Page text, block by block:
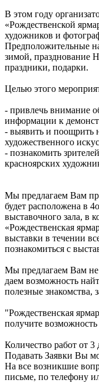
В этом году
«Рождественской
художников и
Предположительные
зимой, празднование
праздники, подарки.
Целью этого
- привлечь внимание
информации к
- выявить и поощрить
художественного
- познакомить
красноярских
Мы предлагаем Вам
будет расположена в
выставочного зала, в
«Рождественская
выставки в течении
познакомиться с
Мы предлагаем Вам не
даем возможность
полезные знакомства,
"Рождественская
получите
Количество работ от
Подавать Заявки Вы
На все возникшие
письме, по телефону